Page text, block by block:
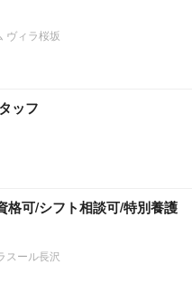
ヴィラ桜坂
ッフ
格可/シフト相談可/特別養護
スール長沢